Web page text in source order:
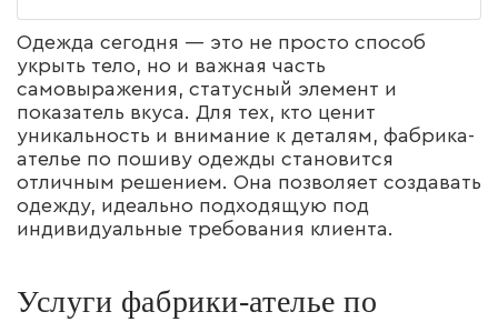
Одежда сегодня — это не просто способ
укрыть тело, но и важная часть
самовыражения, статусный элемент и
показатель вкуса. Для тех, кто ценит
уникальность и внимание к деталям, фабрика-
ателье по пошиву одежды становится
отличным решением. Она позволяет создавать
одежду, идеально подходящую под
индивидуальные требования клиента.
Услуги фабрики-ателье по